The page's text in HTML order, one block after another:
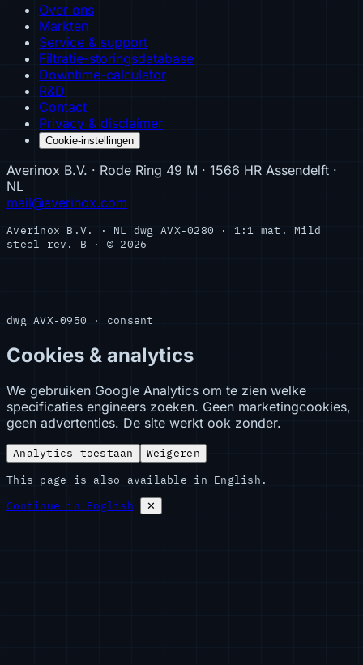
Over ons
Markten
Service & support
Filtratie-storingsdatabase
Downtime-calculator
R&D
Contact
Privacy & disclaimer
Cookie-instellingen
Averinox B.V. · Rode Ring 49 M · 1566 HR Assendelft ·
NL
mail@averinox.com
Averinox B.V. · NL dwg AVX-0280 · 1:1 mat. Mild
steel
rev. B · © 2026
dwg AVX-0950 · consent
Cookies & analytics
We gebruiken Google Analytics om te zien welke
specificaties engineers zoeken. Geen marketingcookies,
geen advertenties. De site werkt ook zonder.
Analytics toestaan
Weigeren
This page is also available in English.
Continue in English
✕